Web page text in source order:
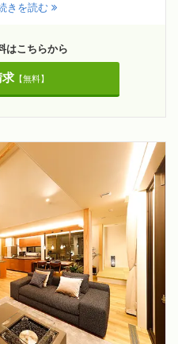
きを読む
はこちらから
【無料】